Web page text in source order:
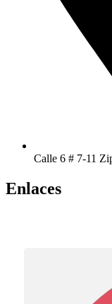
Calle 6 # 7-11
Enlaces